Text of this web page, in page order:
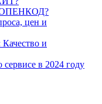
цен и
и
сервисе в 2024 году